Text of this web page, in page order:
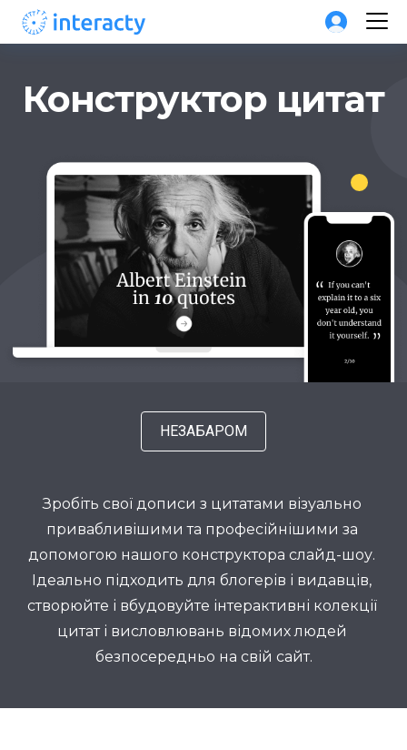
Конструктор цитат
Зробіть свої дописи з цитатами візуально
привабливішими та професійнішими за
допомогою нашого конструктора слайд-шоу.
Ідеально підходить для блогерів і видавців,
створюйте і вбудовуйте інтерактивні колекції
цитат і висловлювань відомих людей
безпосередньо на свій сайт.
НЕЗАБАРОМ